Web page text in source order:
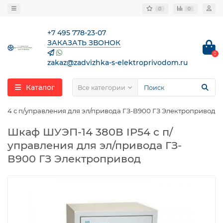
0 0
+7 495 778-23-07
ЗАКАЗАТЬ ЗВОНОК
zakaz@zadvizhka-s-elektroprivodom.ru
0
Каталог Все категории
с п/управления для эл/привода ГЗ-В900 ГЗ Электропривод
Шкаф ШУЭП-14 380В IP54 с п/
управления для эл/привода ГЗ-
В900 ГЗ Электропривод